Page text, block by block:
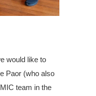
would like to
Paor (who also
team in the